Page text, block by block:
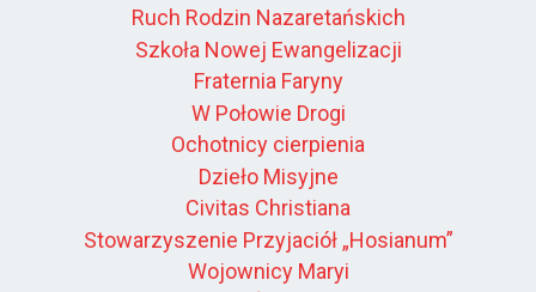
Ruch Rodzin Nazaretańskich
Szkoła Nowej Ewangelizacji
Fraternia Faryny
W Połowie Drogi
Ochotnicy cierpienia
Dzieło Misyjne
Civitas Christiana
Stowarzyszenie Przyjaciół „Hosianum”
Wojownicy Maryi